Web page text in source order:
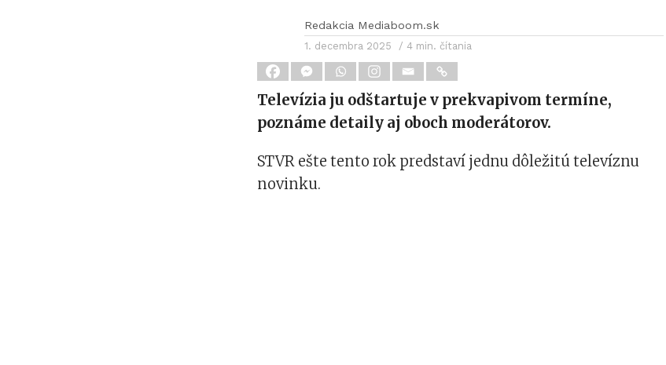
Redakcia Mediaboom.sk
1. decembra 2025 / 4 min. čítania
Televízia ju odštartuje v prekvapivom termíne,
poznáme detaily aj oboch moderátorov.
STVR ešte tento rok predstaví jednu dôležitú televíznu
novinku.